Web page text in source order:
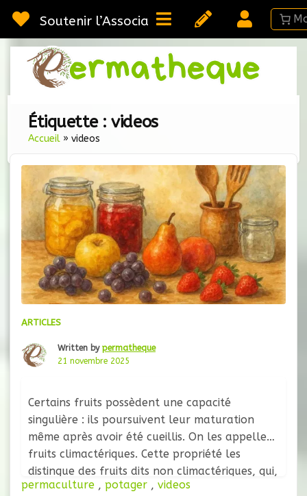
au
contenu
Soutenir l’Association
Étiquette :videos
Accueil »videos
ARTICLES
Written by permatheque
21 novembre 2025
Certains fruits possèdent une capacité
singulière : ils poursuivent leur maturation
même après avoir été cueillis. On les appelle
fruits climactériques. Cette propriété les
distingue des fruits dits non climactériques, qui,
une fois détachés de la plante, ne changent
permaculture , potager , videos